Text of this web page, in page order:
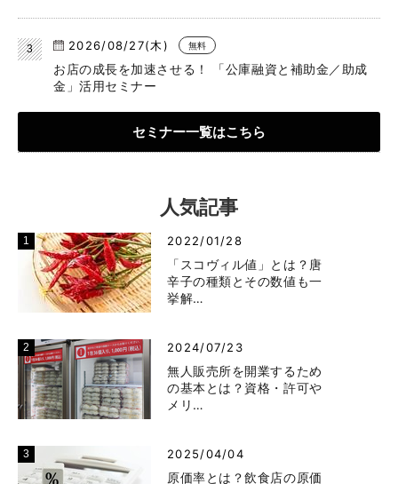
2026/08/27(木) 無料
お店の成長を加速させる！ 「公庫融資と補助金／助成
金」活用セミナー
セミナー一覧はこちら
人気記事
2022/01/28
「スコヴィル値」とは？唐
辛子の種類とその数値も一
挙解…
2024/07/23
無人販売所を開業するため
の基本とは？資格・許可や
メリ…
2025/04/04
原価率とは？飲食店の原価